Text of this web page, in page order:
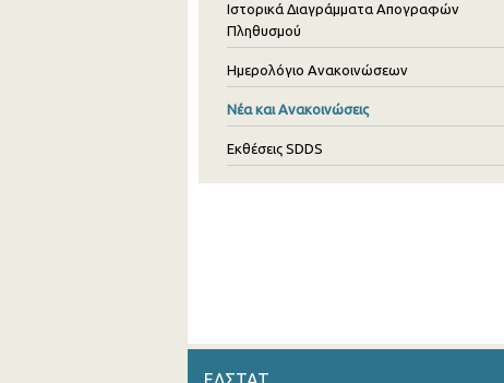
Ιστορικά Διαγράμματα Απογραφών
Πληθυσμού
Ημερολόγιο Ανακοινώσεων
Νέα και Ανακοινώσεις
Εκθέσεις SDDS